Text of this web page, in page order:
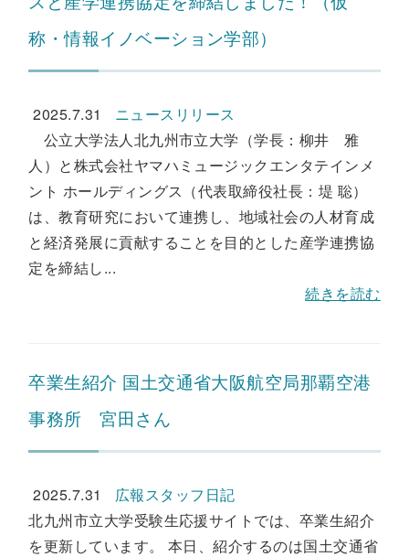
称・情報イノベーション学部）
2025.7.31
ニュースリリース
公立大学法人北九州市立大学（学長：柳井 雅
人）と株式会社ヤマハミュージックエンタテインメ
ント ホールディングス（代表取締役社長：堤 聡）
は、教育研究において連携し、地域社会の人材育成
と経済発展に貢献することを目的とした産学連携協
定を締結し...
続きを読む
卒業生紹介 国土交通省大阪航空局那覇空港
事務所 宮田さん
2025.7.31
広報スタッフ日記
北九州市立大学受験生応援サイトでは、卒業生紹介
を更新しています。 本日、紹介するのは国土交通省